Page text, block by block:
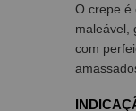
O crepe é
maleável,
com